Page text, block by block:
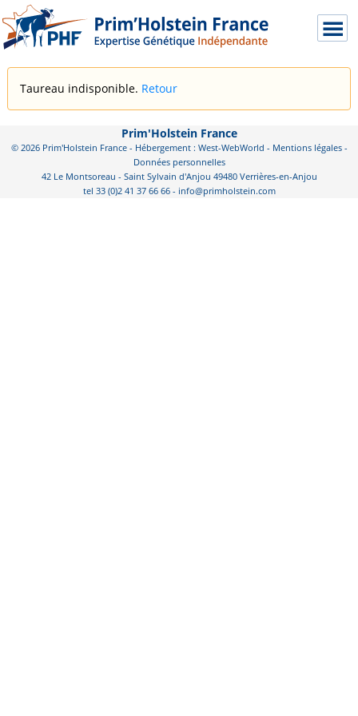
Taureau indisponible. Retour
Prim'Holstein France
© 2026 Prim'Holstein France - Hébergement : West-WebWorld - Mentions légales-
Données personnelles
42 Le Montsoreau - Saint Sylvain d'Anjou 49480 Verrières-en-Anjou
tel 33 (0)2 41 37 66 66 - info@primholstein.com